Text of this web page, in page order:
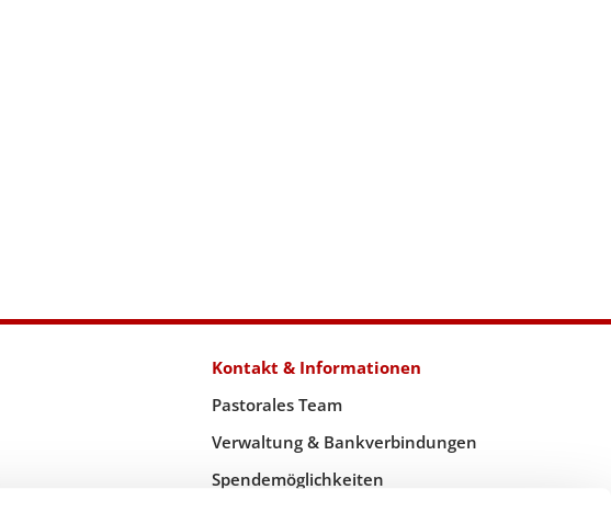
Kontakt & Informationen
Pastorales Team
Verwaltung & Bankverbindungen
Spendemöglichkeiten